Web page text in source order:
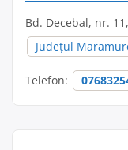
Bd. Decebal, nr.
Județul
Telefon: